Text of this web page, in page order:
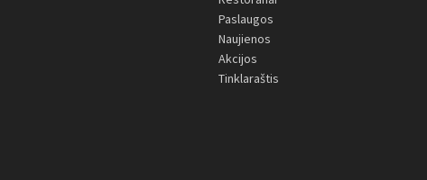
Paslaugos
Naujienos
Akcijos
Tinklaraštis